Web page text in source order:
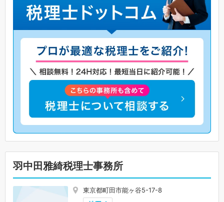
羽中田雅綺税理士事務所
東京都町田市能ヶ谷5-17-8